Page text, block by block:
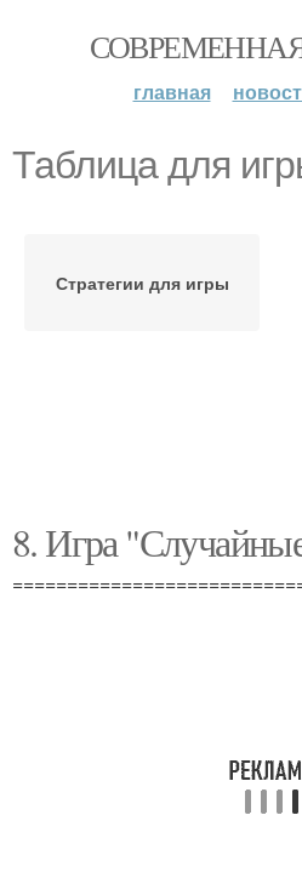
главная
Таблица для
Стратегии для игры
8. Игра